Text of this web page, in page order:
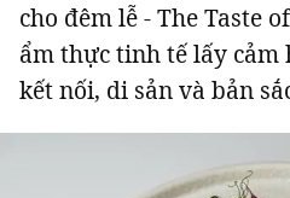
cho đêm lễ - The Taste
ẩm thực tinh tế lấy
kết nối, di sản và bản